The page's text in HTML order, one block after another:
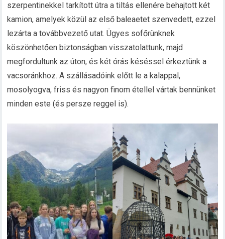
szerpentinekkel tarkított útra a tiltás ellenére behajtott két
kamion, amelyek közül az első baleaetet szenvedett, ezzel
lezárta a továbbvezető utat. Ügyes sofőrünknek
köszönhetően biztonságban visszatolattunk, majd
megfordultunk az úton, és két órás késéssel érkeztünk a
vacsoránkhoz. A szállásadóink előtt le a kalappal,
mosolyogva, friss és nagyon finom étellel vártak bennünket
minden este (és persze reggel is).